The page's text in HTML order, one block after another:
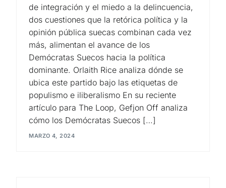
de integración y el miedo a la delincuencia,
dos cuestiones que la retórica política y la
opinión pública suecas combinan cada vez
más, alimentan el avance de los
Demócratas Suecos hacia la política
dominante. Orlaith Rice analiza dónde se
ubica este partido bajo las etiquetas de
populismo e iliberalismo En su reciente
artículo para The Loop, Gefjon Off analiza
cómo los Demócratas Suecos […]
MARZO 4, 2024